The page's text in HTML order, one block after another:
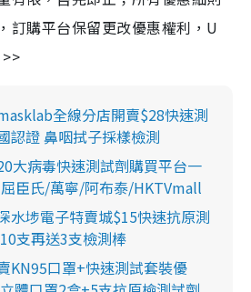
訂購平台保留更改優惠權利，U
全線分店開賣$28快速測
認證 鼻咽拭子採樣檢測
大病毒快速測試劑購買平台一
臣氏/萬寧/阿布泰/HKTVmall
水埗電子特賣城$15快速抗原測
支再送3支檢測棒
KN95口罩+快速測試套裝優